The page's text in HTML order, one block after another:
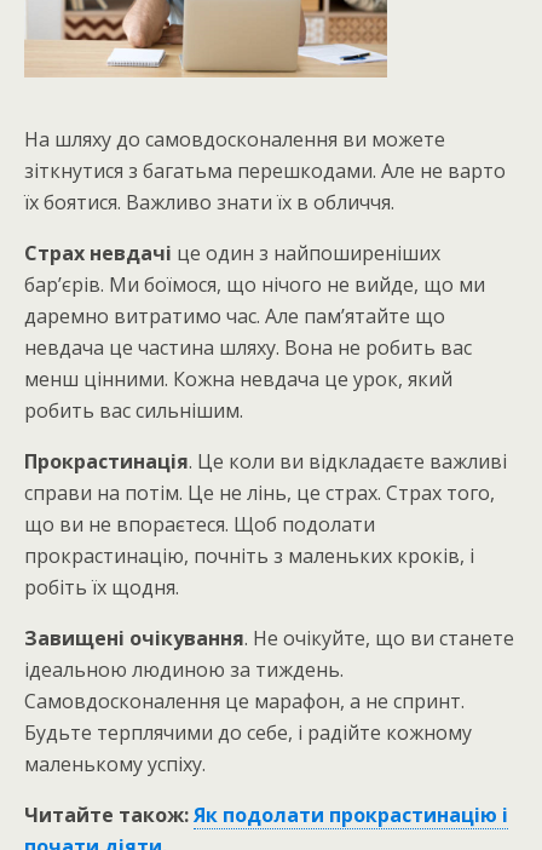
На шляху до самовдосконалення ви можете
зіткнутися з багатьма перешкодами. Але не варто
їх боятися. Важливо знати їх в обличчя.
Страх невдачі це один з найпоширеніших
бар’єрів. Ми боїмося, що нічого не вийде, що ми
даремно витратимо час. Але пам’ятайте що
невдача це частина шляху. Вона не робить вас
менш цінними. Кожна невдача це урок, який
робить вас сильнішим.
Прокрастинація. Це коли ви відкладаєте важливі
справи на потім. Це не лінь, це страх. Страх того,
що ви не впораєтеся. Щоб подолати
прокрастинацію, почніть з маленьких кроків, і
робіть їх щодня.
Завищені очікування. Не очікуйте, що ви станете
ідеальною людиною за тиждень.
Самовдосконалення це марафон, а не спринт.
Будьте терплячими до себе, і радійте кожному
маленькому успіху.
Читайте також:Як подолати прокрастинацію і